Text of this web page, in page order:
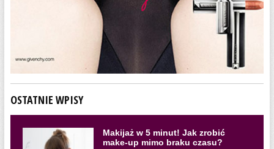
OSTATNIE WPISY
Makijaż w 5 minut! Jak zrobić
make-up mimo braku czasu?